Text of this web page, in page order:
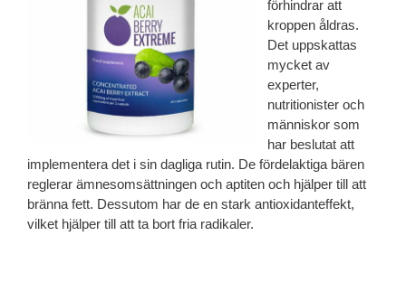
förhindrar att
kroppen åldras.
Det uppskattas
mycket av
experter,
nutritionister och
människor som
har beslutat att
implementera det i sin dagliga rutin. De fördelaktiga bären
reglerar ämnesomsättningen och aptiten och hjälper till att
bränna fett. Dessutom har de en stark antioxidanteffekt,
vilket hjälper till att ta bort fria radikaler.